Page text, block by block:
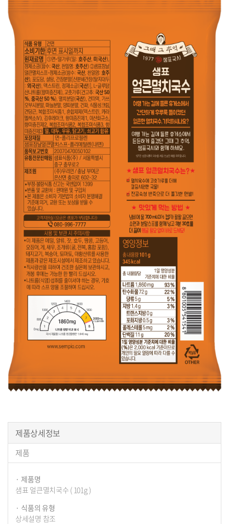
구
매
정
제품상세정보
제품
제품명
샘표 얼큰멸치국수 ( 101g )
식품의 유형
상세설명 참조